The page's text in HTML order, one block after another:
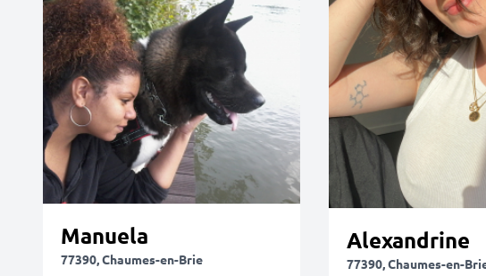
Manuela
77390, Chaumes-en-Brie
Alexandrine
77390, Chaumes-en-